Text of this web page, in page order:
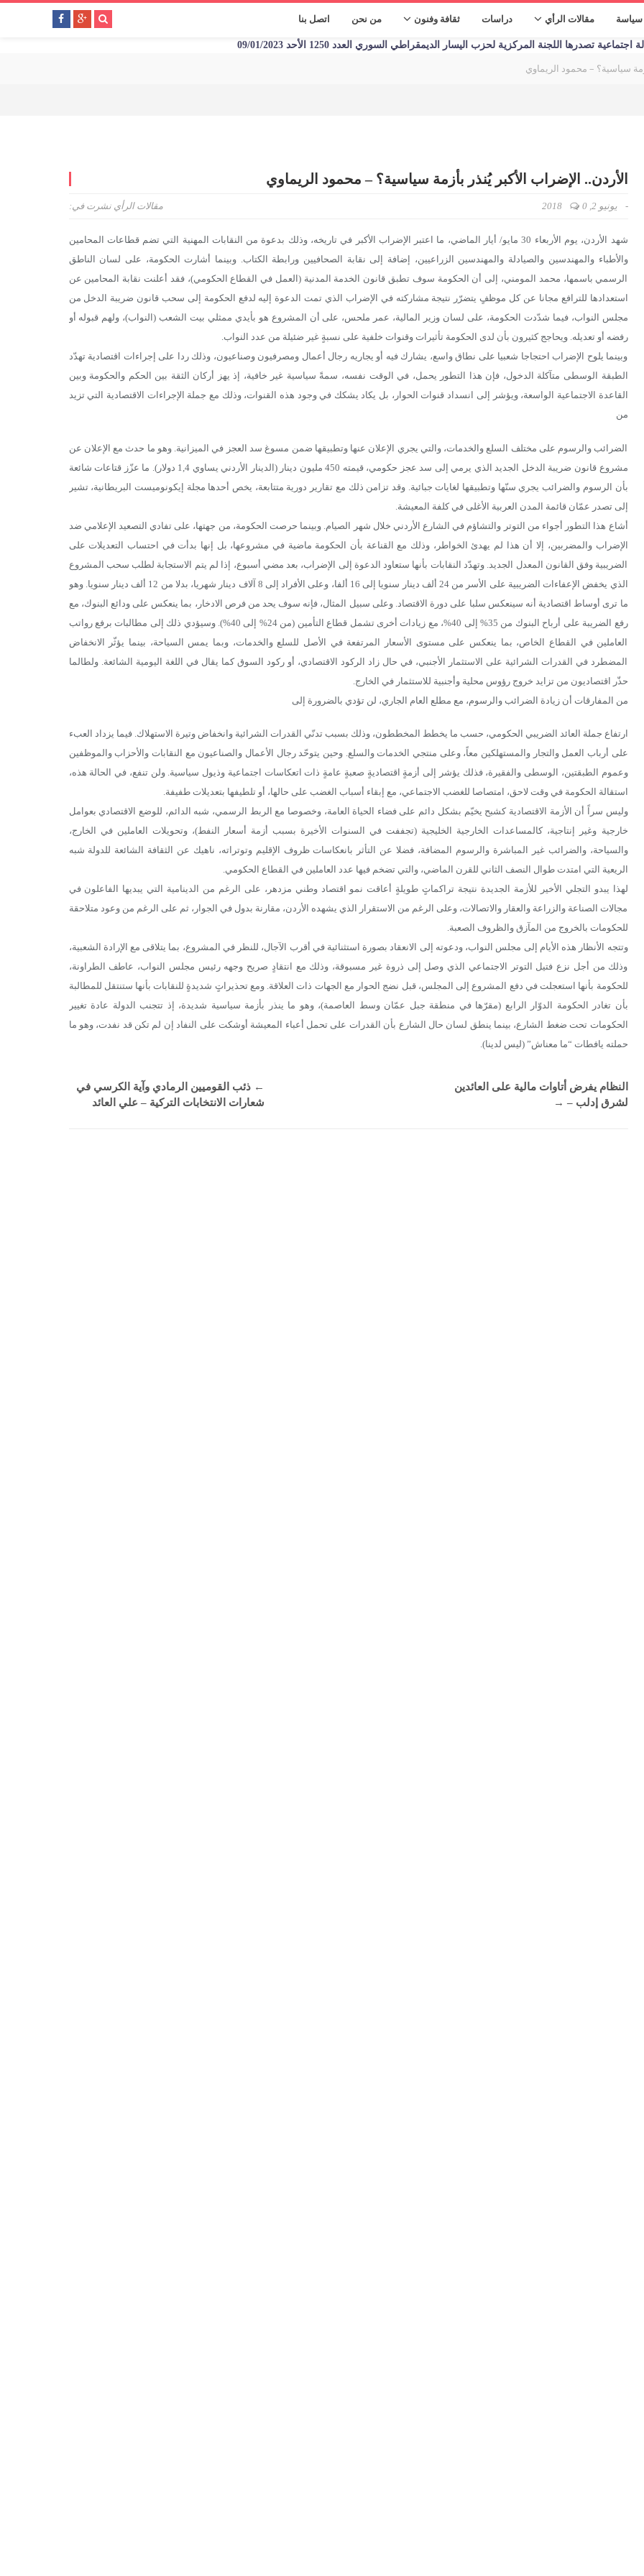
سياسة مقالات الرأي دراسات ثقافة وفنون من نحن اتصل بنا
تصدرها اللجنة المركزية لحزب اليسار الديمقراطي السوري العدد 1250 الأحد 09/01/2023
سياسية؟ – محمود الريماوي
الأردن.. الإضراب الأكبر يُنذر بأزمة سياسية؟ – محمود الريماوي
نشرت في: مقالات الرأي - يونيو 2, 2018 0
شهد الأردن، يوم الأربعاء 30 مايو/ أيار الماضي، ما اعتبر الإضراب الأكبر في تاريخه، وذلك بدعوة من النقابات المهنية التي تضم قطاعات المحامين
والأطباء والمهندسين والصيادلة والمهندسين الزراعيين، إضافة إلى نقابة الصحافيين ورابطة الكتاب. وبينما أشارت الحكومة، على لسان الناطق
الرسمي باسمها، محمد المومني، إلى أن الحكومة سوف تطبق قانون الخدمة المدنية (العمل في القطاع الحكومي)، فقد أعلنت نقابة المحامين عن
استعدادها للترافع مجانا عن كل موظفٍ يتضرّر نتيجة مشاركته في الإضراب الذي تمت الدعوة إليه لدفع الحكومة إلى سحب قانون ضريبة الدخل من
مجلس النواب، فيما شدّدت الحكومة، على لسان وزير المالية، عمر ملحس، على أن المشروع هو بأيدي ممثلي بيت الشعب (النواب)، ولهم قبوله أو
رفضه أو تعديله. ويحاجج كثيرون بأن لدى الحكومة تأثيرات وقنوات خلفية على نسبةٍ غير ضئيلة من عدد النواب.
وبينما يلوح الإضراب احتجاجا شعبيا على نطاق واسع، يشارك فيه أو يجاريه رجال أعمال ومصرفيون وصناعيون، وذلك ردا على إجراءات اقتصادية تهدّد
الطبقة الوسطى متآكلة الدخول، فإن هذا التطور يحمل، في الوقت نفسه، سمةً سياسية غير خافية، إذ يهز أركان الثقة بين الحكم والحكومة وبين
القاعدة الاجتماعية الواسعة، ويؤشر إلى انسداد قنوات الحوار، بل يكاد يشكك في وجود هذه القنوات، وذلك مع جملة الإجراءات الاقتصادية التي تزيد
من
الضرائب والرسوم على مختلف السلع والخدمات، والتي يجري الإعلان عنها وتطبيقها ضمن مسوغ سد العجز في الميزانية. وهو ما حدث مع الإعلان عن
مشروع قانون ضريبة الدخل الجديد الذي يرمي إلى سد عجز حكومي، قيمته 450 مليون دينار (الدينار الأردني يساوي 1,4 دولار). ما عزّز قتاعات شائعة
بأن الرسوم والضرائب يجري سنّها وتطبيقها لغايات جبائية. وقد تزامن ذلك مع تقارير دورية متتابعة، يخص أحدها مجلة إيكونوميست البريطانية، تشير
إلى تصدر عمّان قائمة المدن العربية الأغلى في كلفة المعيشة.
أشاع هذا التطور أجواء من التوتر والتشاؤم في الشارع الأردني خلال شهر الصيام. وبينما حرصت الحكومة، من جهتها، على تفادي التصعيد الإعلامي ضد
الإضراب والمضربين، إلا أن هذا لم يهدئ الخواطر، وذلك مع القناعة بأن الحكومة ماضية في مشروعها، بل إنها بدأت في احتساب التعديلات على
الضريبية وفق القانون المعدل الجديد. وتهدّد النقابات بأنها ستعاود الدعوة إلى الإضراب، بعد مضي أسبوع، إذا لم يتم الاستجابة لطلب سحب المشروع
الذي يخفض الإعفاءات الضريبية على الأسر من 24 ألف دينار سنويا إلى 16 ألفا، وعلى الأفراد إلى 8 آلاف دينار شهريا، بدلا من 12 ألف دينار سنويا. وهو
ما ترى أوساط اقتصادية أنه سينعكس سلبا على دورة الاقتصاد. وعلى سبيل المثال، فإنه سوف يحد من فرص الادخار، بما ينعكس على ودائع البنوك، مع
رفع الضريبة على أرباح البنوك من 35% إلى 40%، مع زيادات أخرى تشمل قطاع التأمين (من 24% إلى 40%). وسيؤدي ذلك إلى مطالبات برفع رواتب
العاملين في القطاع الخاص، بما ينعكس على مستوى الأسعار المرتفعة في الأصل للسلع والخدمات، وبما يمس السياحة، بينما يؤثّر الانخفاض
المضطرد في القدرات الشرائية على الاستثمار الأجنبي، في حال زاد الركود الاقتصادي، أو ركود السوق كما يقال في اللغة اليومية الشائعة. ولطالما
حذّر اقتصاديون من تزايد خروج رؤوس محلية وأجنبية للاستثمار في الخارج.
من المفارقات أن زيادة الضرائب والرسوم، مع مطلع العام الجاري، لن تؤدي بالضرورة إلى
ارتفاع جملة العائد الضريبي الحكومي، حسب ما يخطط المخططون، وذلك بسبب تدنّي القدرات الشرائية وانخفاض وتيرة الاستهلاك. فيما يزداد العبء
على أرباب العمل والتجار والمستهلكين معاً، وعلى منتجي الخدمات والسلع. وحين يتوحّد رجال الأعمال والصناعيون مع النقابات والأحزاب والموظفين
وعموم الطبقتين، الوسطى والفقيرة، فذلك يؤشر إلى أزمةٍ اقتصاديةٍ صعبةٍ عامةٍ ذات اتعكاسات اجتماعية وذيول سياسية. ولن تنفع، في الحالة هذه،
استقالة الحكومة في وقت لاحق، امتصاصا للغضب الاجتماعي، مع إبقاء أسباب الغضب على حالها، أو تلطيفها بتعديلات طفيفة.
وليس سراً أن الأزمة الاقتصادية كشبح يخيّم بشكل دائم على فضاء الحياة العامة، وخصوصا مع الربط الرسمي، شبه الدائم، للوضع الاقتصادي بعوامل
خارجية وغير إنتاجية، كالمساعدات الخارجية الخليجية (تجففت في السنوات الأخيرة بسبب أزمة أسعار النفط)، وتحويلات العاملين في الخارج،
والسياحة، والضرائب غير المباشرة والرسوم المضافة، فضلا عن التأثر بانعكاسات ظروف الإقليم وتوتراته، ناهيك عن الثقافة الشائعة للدولة شبه
الريعية التي امتدت طوال النصف الثاني للقرن الماضي، والتي تضخم فيها عدد العاملين في القطاع الحكومي.
لهذا يبدو التجلي الأخير للأزمة الجديدة نتيجة تراكماتٍ طويلةٍ أعاقت نمو اقتصاد وطني مزدهر، على الرغم من الدينامية التي يبديها الفاعلون في
مجالات الصناعة والزراعة والعقار والاتصالات، وعلى الرغم من الاستقرار الذي يشهده الأردن، مقارنة بدول في الجوار، ثم على الرغم من وعود متلاحقة
للحكومات بالخروج من المآزق والظروف الصعبة.
وتتجه الأنظار هذه الأيام إلى مجلس النواب، ودعوته إلى الانعقاد بصورة استثنائية في أقرب الآجال، للنظر في المشروع، بما يتلاقى مع الإرادة الشعبية،
وذلك من أجل نزع فتيل التوتر الاجتماعي الذي وصل إلى ذروة غير مسبوقة، وذلك مع انتقادٍ صريح وجهه رئيس مجلس النواب، عاطف الطراونة،
للحكومة بأنها استعجلت في دفع المشروع إلى المجلس، قبل نضج الحوار مع الجهات ذات العلاقة. ومع تحذيراتٍ شديدةٍ للنقابات بأنها ستنتقل للمطالبة
بأن تغادر الحكومة الدوّار الرابع (مقرّها في منطقة جبل عمّان وسط العاصمة)، وهو ما ينذر بأزمة سياسية شديدة، إذ تتجنب الدولة عادة تغيير
الحكومات تحت ضغط الشارع، بينما ينطق لسان حال الشارع بأن القدرات على تحمل أعباء المعيشة أوشكت على النفاد إن لم تكن قد نفدت، وهو ما
حملته يافطات “ما معناش” (ليس لدينا).
← ذئب القوميين الرمادي وآية الكرسي في
شعارات الانتخابات التركية – علي العائد
النظام يفرض أتاوات مالية على العائدين
لشرق إدلب – →